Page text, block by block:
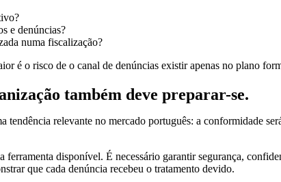
e denúncias?
numa fiscalização?
é o risco de o canal de denúncias existir apenas no plano
também deve preparar-se.
relevante no mercado português: a conformidade
disponível. É necessário garantir segurança,
que cada denúncia recebeu o tratamento devido.